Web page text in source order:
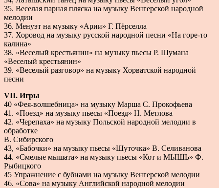
35. Веселая парная пляска на музыку Венгерской народной
мелодии
36. Менуэт на музыку «Арии» Г. Пёрселла
37. Хоровод на музыку русской народной песни «На горе-то
калина»
38. «Веселый крестьянин» на музыку пьесы Р. Шумана
«Веселый крестьянин»
39. «Веселый разговор» на музыку Хорватской народной
песни
VII. Игры
40 «Фея-волшебница» на музыку Марша С. Прокофьева
41. «Поезд» на музыку пьесы «Поезд» Н. Метлова
42. «Черепаха» на музыку Польской народной мелодии в
обработке
В. Сибирского
43, «Бабочки» на музыку пьесы «Шуточка» В. Селиванова
44. «Смелые мышата» на музыку пьесы «Кот и МЫШЬ» Ф.
Рыбицкого
45 Упражнение с бубнами на музыку Венгерской мелодии
46. «Сова» на музыку Английской народной мелодии